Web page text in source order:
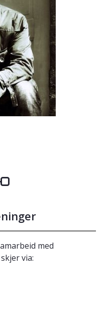
med
via: